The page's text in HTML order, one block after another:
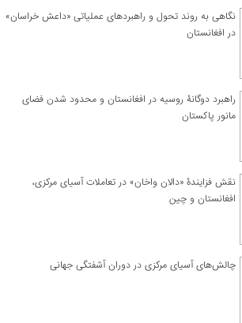
نگاهی به روند تحول و راهبردهای عملیاتی «داعش خراسان»
در افغانستان
راهبرد دوگانۀ روسیه در افغانستان و محدود شدن فضای
مانور پاکستان
نقش فزایندۀ «دالان واخان» در تعاملات آسیای مرکزی،
افغانستان و چین
چالش‌های آسیای مرکزی در دوران آشفتگی جهانی